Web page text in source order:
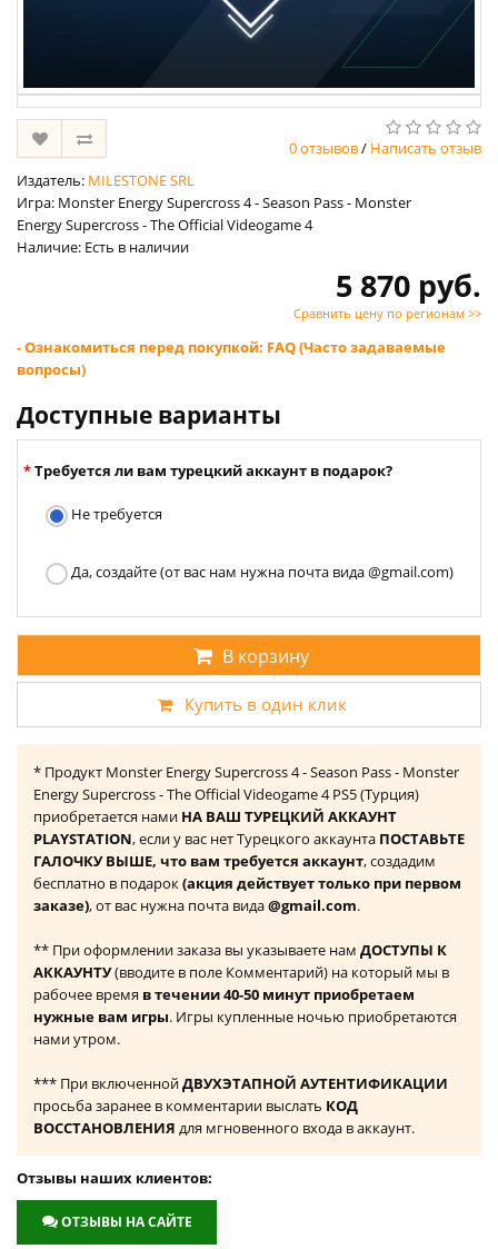
0 отзывов/ Написать отзыв
Издатель: MILESTONE SRL
Игра: Monster Energy Supercross 4 - Season Pass - Monster
Energy Supercross - The Official Videogame 4
Наличие: Есть в наличии
5 870 руб.
Сравнить цену по регионам >>
- Ознакомиться перед покупкой: FAQ (Часто задаваемые
вопросы)
Доступные варианты
Требуется ли вам турецкий аккаунт в подарок?
Не требуется
Да, создайте (от вас нам нужна почта вида @gmail.com)
В корзину
Купить в один клик
* Продукт Monster Energy Supercross 4 - Season Pass - Monster
Energy Supercross - The Official Videogame 4 PS5 (Турция)
приобретается нами НА ВАШ ТУРЕЦКИЙ АККАУНТ
PLAYSTATION, если у вас нет Турецкого аккаунта ПОСТАВЬТЕ
ГАЛОЧКУ ВЫШЕ, что вам требуется аккаунт, создадим
бесплатно в подарок(акция действует только при первом
заказе), от вас нужна почта вида@gmail.com.
** При оформлении заказа вы указываете нам ДОСТУПЫ К
АККАУНТУ(вводите в поле Комментарий) на который мы в
рабочее время в течении 40-50 минут приобретаем
нужные вам игры. Игры купленные ночью приобретаются
нами утром.
*** При включеннойДВУХЭТАПНОЙ АУТЕНТИФИКАЦИИ
просьба заранее в комментарии выслать КОД
ВОССТАНОВЛЕНИЯ для мгновенного входа в аккаунт.
Отзывы наших клиентов:
ОТЗЫВЫ НА САЙТЕ